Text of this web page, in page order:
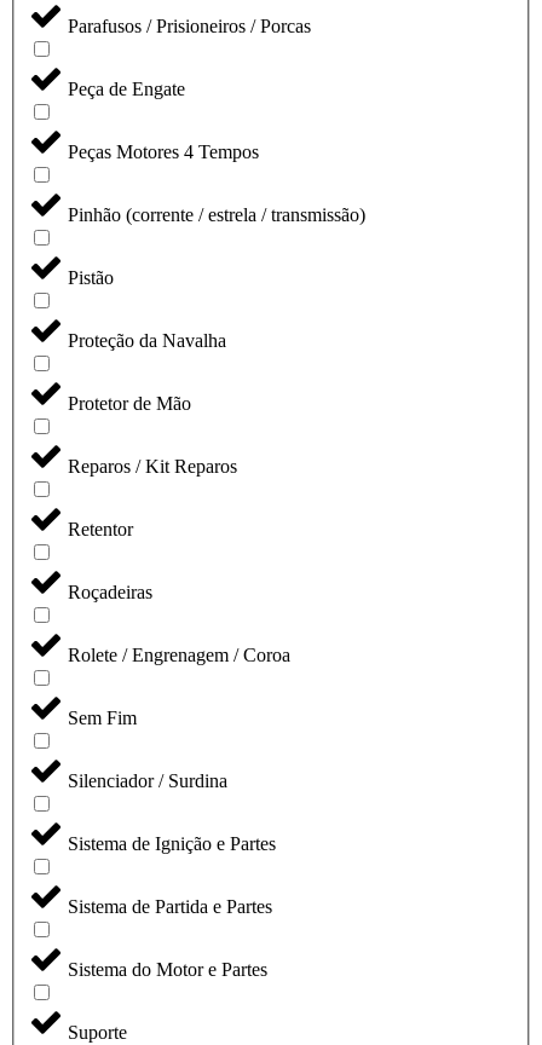
Parafusos / Prisioneiros / Porcas
Peça de Engate
Peças Motores 4 Tempos
Pinhão (corrente / estrela / transmissão)
Pistão
Proteção da Navalha
Protetor de Mão
Reparos / Kit Reparos
Retentor
Roçadeiras
Rolete / Engrenagem / Coroa
Sem Fim
Silenciador / Surdina
Sistema de Ignição e Partes
Sistema de Partida e Partes
Sistema do Motor e Partes
Suporte